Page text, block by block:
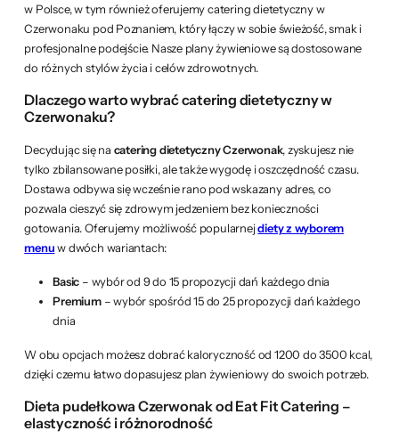
w Polsce, w tym również oferujemy catering dietetyczny w
Czerwonaku pod Poznaniem, który łączy w sobie świeżość, smak i
profesjonalne podejście. Nasze plany żywieniowe są dostosowane
do różnych stylów życia i celów zdrowotnych.
Dlaczego warto wybrać catering dietetyczny w
Czerwonaku?
Decydując się na catering dietetyczny Czerwonak, zyskujesz nie
tylko zbilansowane posiłki, ale także wygodę i oszczędność czasu.
Dostawa odbywa się wcześnie rano pod wskazany adres, co
pozwala cieszyć się zdrowym jedzeniem bez konieczności
gotowania. Oferujemy możliwość popularnejdiety z wyborem
menuw dwóch wariantach:
Basic – wybór od 9 do 15 propozycji dań każdego dnia
Premium– wybór spośród 15 do 25 propozycji dań każdego
dnia
W obu opcjach możesz dobrać kaloryczność od 1200 do 3500 kcal,
dzięki czemu łatwo dopasujesz plan żywieniowy do swoich potrzeb.
Dieta pudełkowa Czerwonak od Eat Fit Catering –
elastyczność i różnorodność